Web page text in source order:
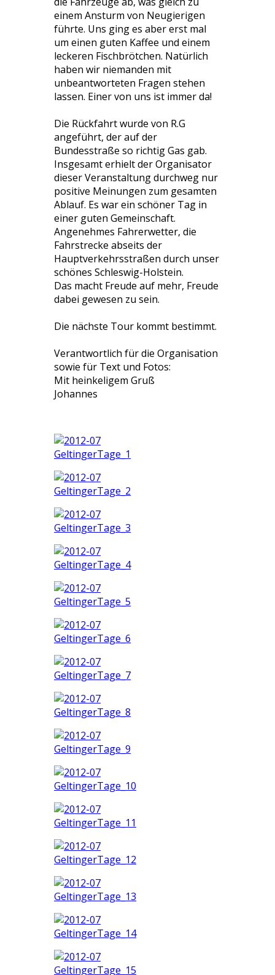
einem Ansturm von Neugierigen
führte. Uns ging es aber erst mal
um einen guten Kaffee und einem
leckeren Fischbrötchen. Natürlich
haben wir niemanden mit
unbeantworteten Fragen stehen
lassen. Einer von uns ist immer da!
Die Rückfahrt wurde von R.G
angeführt, der auf der
Bundesstraße so richtig Gas gab.
Insgesamt erhielt der Organisator
dieser Veranstaltung durchweg nur
positive Meinungen zum gesamten
Ablauf. Es war ein schöner Tag in
einer guten Gemeinschaft.
Angenehmes Fahrerwetter, die
Fahrstrecke abseits der
Hauptverkehrsstraßen durch unser
schönes Schleswig-Holstein.
Das macht Freude auf mehr, Freude
dabei gewesen zu sein.
Die nächste Tour kommt bestimmt.
Verantwortlich für die Organisation
sowie für Text und Fotos:
Mit heinkeligem Gruß
Johannes